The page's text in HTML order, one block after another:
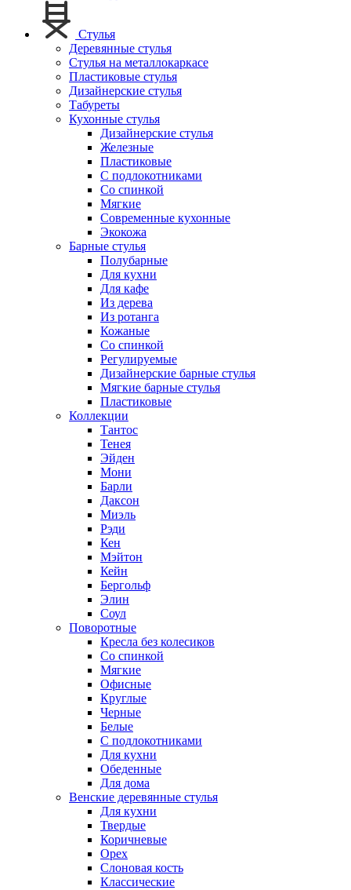
Стулья
Деревянные стулья
Стулья на металлокаркасе
Пластиковые стулья
Дизайнерские стулья
Табуреты
Кухонные стулья
Дизайнерские стулья
Железные
Пластиковые
С подлокотниками
Со спинкой
Мягкие
Современные кухонные
Экокожа
Барные стулья
Полубарные
Для кухни
Для кафе
Из дерева
Из ротанга
Кожаные
Со спинкой
Регулируемые
Дизайнерские барные стулья
Мягкие барные стулья
Пластиковые
Коллекции
Тантос
Тенея
Эйден
Мони
Барли
Даксон
Миэль
Рэди
Кен
Мэйтон
Кейн
Бергольф
Элин
Соул
Поворотные
Кресла без колесиков
Со спинкой
Мягкие
Офисные
Круглые
Черные
Белые
С подлокотниками
Для кухни
Обеденные
Для дома
Венские деревянные стулья
Для кухни
Твердые
Коричневые
Орех
Слоновая кость
Классические